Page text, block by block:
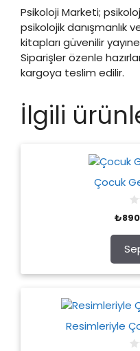
Psikoloji Marketi;
psikolojik danışmanlık
kitapları güvenilir
Siparişler özenle
kargoya teslim edilir.
İlgili
Çocuk
o
t
o
f
5
₺
Resimleriyle